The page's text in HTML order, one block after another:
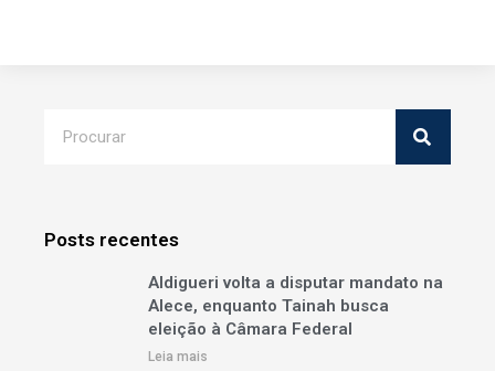
Posts recentes
Aldigueri volta a disputar mandato na
Alece, enquanto Tainah busca
eleição à Câmara Federal
Leia mais